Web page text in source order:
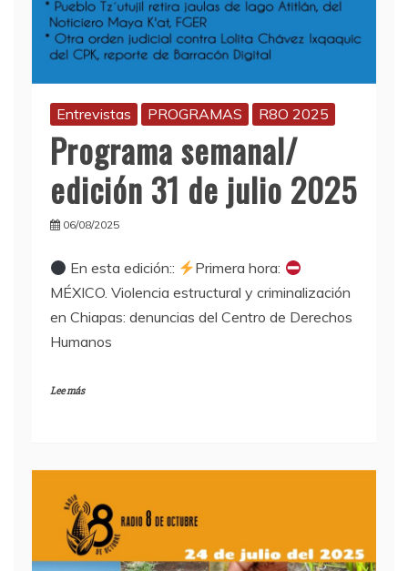
Entrevistas PROGRAMAS R8O 2025
Programa semanal/
edición 31 de julio 2025
06/08/2025
En esta edición::
Primera hora:
MÉXICO. Violencia estructural y criminalización
en Chiapas: denuncias del Centro de Derechos
Humanos
Lee más